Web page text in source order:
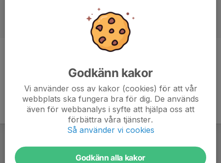
Godkänn kakor
Vi använder oss av kakor (cookies) för att vår
webbplats ska fungera bra för dig. De används
även för webbanalys i syfte att hjälpa oss att
förbättra våra tjänster.
Så använder vi cookies
Godkänn alla kakor